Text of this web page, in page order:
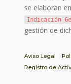
se elaboran
Indicación
gestión de
Aviso Legal
Registro de